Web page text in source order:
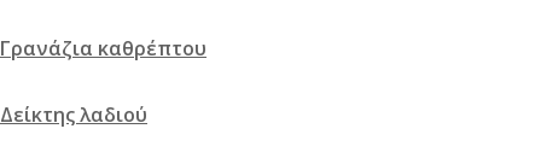
Γρανάζια καθρέπτου
Δείκτης λαδιού